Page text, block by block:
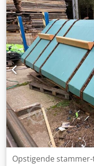
klingediameter: 350
Opstigende